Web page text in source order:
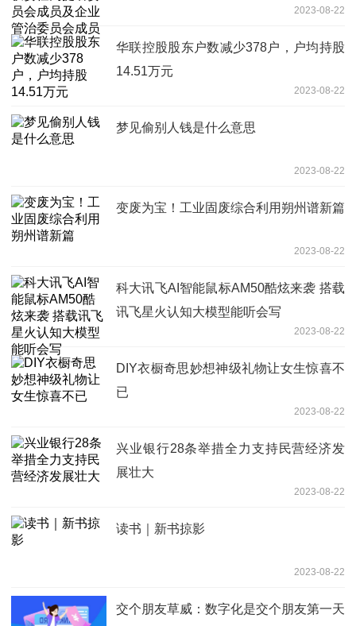
2023-08-22
华联控股股东户数减少378户，户均持股
14.51万元
2023-08-22
梦见偷别人钱是什么意思
2023-08-22
变废为宝！工业固废综合利用朔州谱新篇
2023-08-22
科大讯飞AI智能鼠标AM50酷炫来袭 搭载
讯飞星火认知大模型能听会写
2023-08-22
DIY衣橱奇思妙想神级礼物让女生惊喜不
已
2023-08-22
兴业银行28条举措全力支持民营经济发
展壮大
2023-08-22
读书｜新书掠影
2023-08-22
交个朋友草威：数字化是交个朋友第一天